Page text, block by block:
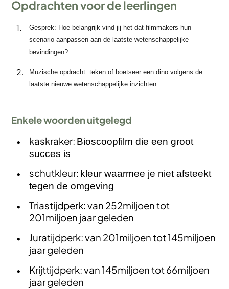
Opdrachten voor de leerlingen
Gesprek: Hoe belangrijk vind jij het dat filmmakers hun
scenario aanpassen aan de laatste wetenschappelijke
bevindingen?
Muzische opdracht: teken of boetseer een dino volgens de
laatste nieuwe wetenschappelijke inzichten.
Enkele woorden uitgelegd
kaskraker: Bioscoopfilm die een groot
succes is
schutkleur: kleur waarmee je niet afsteekt
tegen de omgeving
Triastijdperk: van 252miljoen tot
201miljoen jaar geleden
Juratijdperk: van 201miljoen tot 145miljoen
jaar geleden
Krijttijdperk: van 145miljoen tot 66miljoen
jaar geleden